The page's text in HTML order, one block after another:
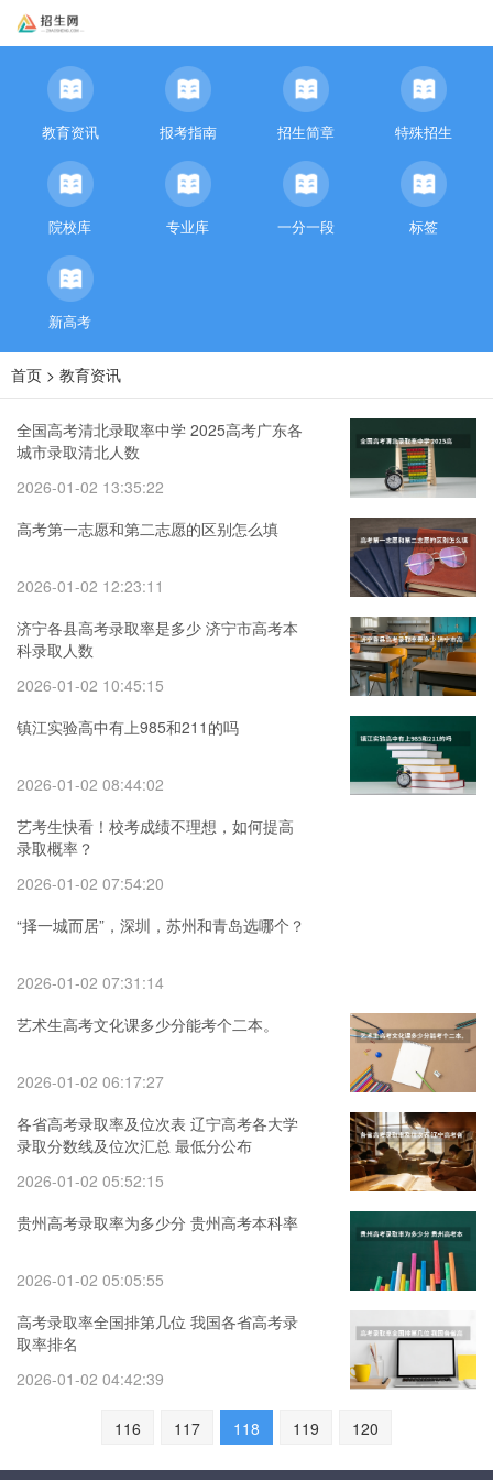
教育资讯 报考指南 招生简章 特殊招生
院校库 专业库 一分一段 标签
新高考
首页 > 教育资讯
全国高考清北录取率中学 2025高考广东各
城市录取清北人数
2026-01-02 13:35:22
高考第一志愿和第二志愿的区别怎么填
2026-01-02 12:23:11
济宁各县高考录取率是多少 济宁市高考本
科录取人数
2026-01-02 10:45:15
镇江实验高中有上985和211的吗
2026-01-02 08:44:02
艺考生快看！校考成绩不理想，如何提高
录取概率？
2026-01-02 07:54:20
“择一城而居”，深圳，苏州和青岛选哪个？
2026-01-02 07:31:14
艺术生高考文化课多少分能考个二本。
2026-01-02 06:17:27
各省高考录取率及位次表 辽宁高考各大学
录取分数线及位次汇总 最低分公布
2026-01-02 05:52:15
贵州高考录取率为多少分 贵州高考本科率
2026-01-02 05:05:55
高考录取率全国排第几位 我国各省高考录
取率排名
2026-01-02 04:42:39
116 117 118 119 120